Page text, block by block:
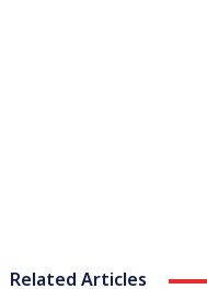
Related Articles